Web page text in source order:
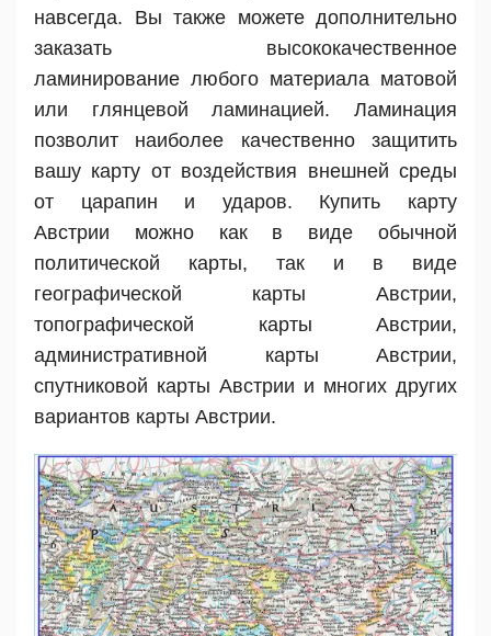
навсегда. Вы также можете дополнительно
заказать высококачественное
ламинирование любого материала матовой
или глянцевой ламинацией. Ламинация
позволит наиболее качественно защитить
вашу карту от воздействия внешней среды
от царапин и ударов. Купить карту
Австрии можно как в виде обычной
политической карты, так и в виде
географической карты Австрии,
топографической карты Австрии,
административной карты Австрии,
спутниковой карты Австрии и многих других
вариантов карты Австрии.